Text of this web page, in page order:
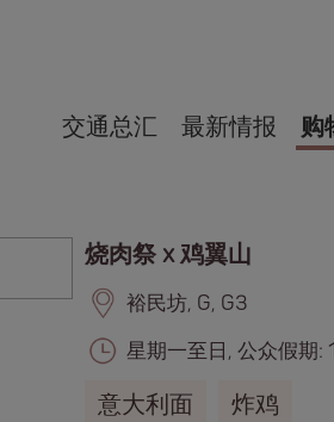
交通总汇 最新情报 购
烧肉祭 x 鸡翼山
裕民坊, G, G3
星期一至日, 公众假期
意大利面 炸鸡